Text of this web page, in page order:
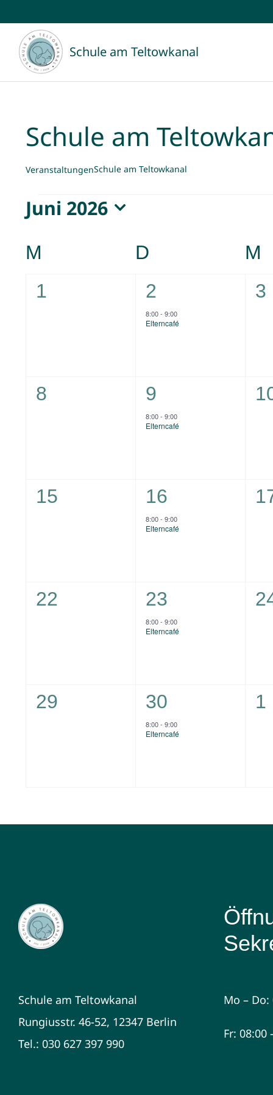
Inhalt
springen
Schule am Teltowkanal
Schule am
VeranstaltungenSchule am Teltowkanal
Veranstaltungen
Juni 2026
wählen.
Kalender
von
Veranstaltungen
M D DIENSTAGM
0
Veranstaltungen,
1
1
Veranstaltung,
2
8:00- 9:00
Elterncafé
0
3
0
Veranstaltungen,
8
1
Veranstaltung,
9
8:00- 9:00
Elterncafé
0
0
Veranstaltungen,
15
1
Veranstaltung,
16
8:00- 9:00
Elterncafé
0
0
Veranstaltungen,
22
1
Veranstaltung,
23
8:00- 9:00
Elterncafé
0
0
Veranstaltungen,
29
1
Veranstaltung,
30
8:00- 9:00
Elterncafé
0
1
Schule am Teltowkanal
Rungiusstr. 46-52, 12347 Berlin
Tel.: 030 627 397 990
Mo – Do:
Fr: 08:00